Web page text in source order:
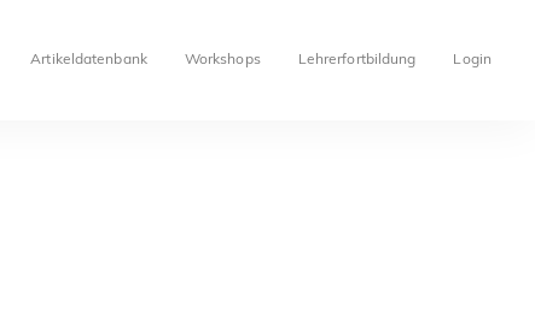
Artikeldatenbank Workshops Lehrerfortbildung Login